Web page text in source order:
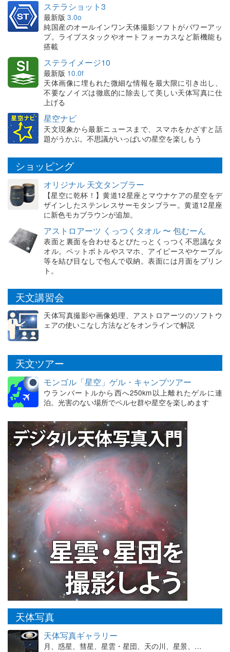
ステラショット3
最新版 3.0o
純国産のオールインワン天体撮影ソフトがパワーアッ
プ。ライブスタックやオートフォーカスなど新機能も
搭載
ステライメージ10
最新版 10.0f
天体画像に埋もれた微細な情報を最大限に引き出し、
不要なノイズは徹底的に除去して美しい天体写真に仕
上げる
星空ナビ
天文現象から最新ニュースまで、スマホをかざすと話
題がうかぶ。不思議がいっぱいの星空を楽しもう
ショッピング
オリジナル 天文タンブラー
【星空に乾杯！】黄道12星座とマウナケアの星空をデ
ザインしたステンレスサーモタンブラー。黄道12星座
に新色モカブラウンが追加。
アストロアーツ くっつくタオル 〜 包むーん
表面と裏面を合わせるとぴたっとくっつく不思議なタ
オル。ペットボトルやスマホ、アイピースやケーブル
等を結び目なしで包んで収納。表面には月面をプリン
ト。
天文講習会
天体写真撮影や画像処理、アストロアーツのソフトウ
ェアの使いこなし方法などをオンラインで解説
天文ツアー
モンゴル「星空」ゲル・キャンプツアー
ウランバートルから西へ250km以上離れたゲルに連
泊。光害のない場所でペルセ群や星空を楽しめます
天体写真
天体写真ギャラリー
月、惑星、彗星、星雲・星団、天の川、星景、…